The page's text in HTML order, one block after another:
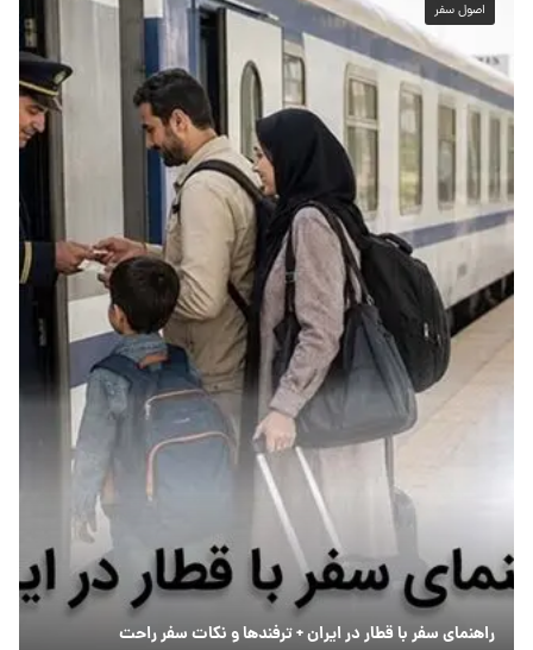
اصول سفر
راهنمای سفر با قطار در ایران + ترفندها و نکات سفر راحت